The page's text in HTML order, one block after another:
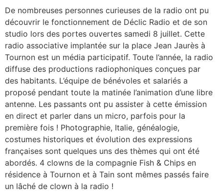
De nombreuses personnes curieuses de la radio ont pu
découvrir le fonctionnement de Déclic Radio et de son
studio lors des portes ouvertes samedi 8 juillet. Cette
radio associative implantée sur la place Jean Jaurès à
Tournon est un média participatif. Toute l’année, la radio
diffuse des productions radiophoniques conçues par
des habitants. L’équipe de bénévoles et salariés a
proposé pendant toute la matinée l’animation d’une libre
antenne. Les passants ont pu assister à cette émission
en direct et parler dans un micro, parfois pour la
première fois ! Photographie, Italie, généalogie,
costumes historiques et évolution des expressions
françaises sont quelques uns des thèmes qui ont été
abordés. 4 clowns de la compagnie Fish & Chips en
résidence à Tournon et à Tain sont mêmes passés faire
un lâché de clown à la radio !